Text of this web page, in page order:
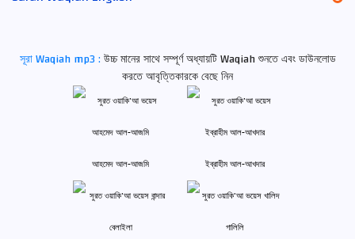
সূরা Waqiah mp3 :উচ্চ মানের সাথে সম্পূর্ণ অধ্যায়টি Waqiah শুনতে এবং ডাউনলোড
করতে আবৃত্তিকারকে বেছে নিন
আহমেদ আল-আজমি ইব্রাহীম আল-আখদার